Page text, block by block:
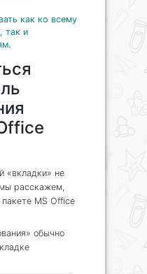
как ко всему
так и
«вкладки» не
расскажем,
MS Office
обычно